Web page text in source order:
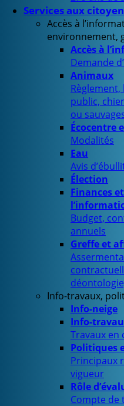
Services aux
Accès à
environnement,
Accès à
Demande
Animaux
public,
ou
Écocentre
Modalités
Eau
Avis
Élection
Finances
Budget,
annuels
Greffe et
Info-travaux,
Info-neige
Info-
Travaux
Politiques
Principaux
vigueur
Rôle
Compte de